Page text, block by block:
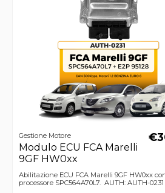
Gestione Motore
Modulo ECU FCA Marelli
9GF HW0xx
Abilitazione ECU FCA Marelli 9GF HW0xx
processore SPC564A70L7. AUTH: AUTH-0231